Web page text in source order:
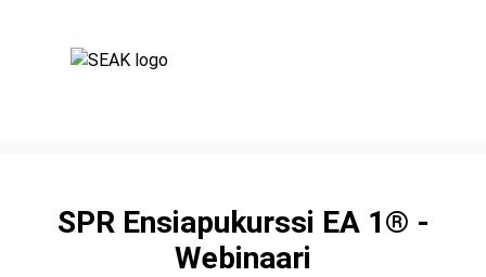
SPR Ensiapukurssi EA 1® -
Webinaari